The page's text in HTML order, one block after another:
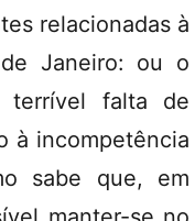
relacionadas à
Janeiro: ou o
terrível falta de
à incompetência
sabe que, em